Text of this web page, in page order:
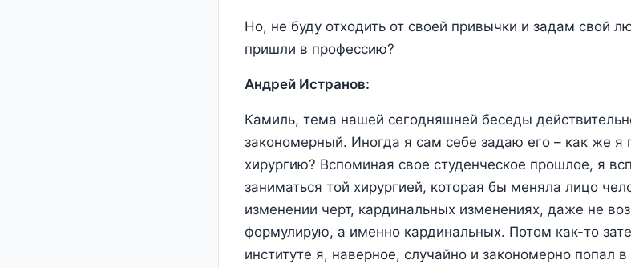
Но, не буду отходить от своей привычки и задам свой
пришли в профессию?
Андрей Истранов:
Камиль, тема нашей сегодняшней беседы
закономерный. Иногда я сам себе задаю его – как же я
хирургию? Вспоминая свое студенческое прошлое, я
заниматься той хирургией, которая бы меняла лицо
изменении черт, кардинальных изменениях, даже не
формулирую, а именно кардинальных. Потом как-то
институте я, наверное, случайно и закономерно попал в